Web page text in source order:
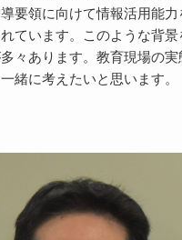
要領に向けて情報活用能
れています。このような背
々あります。教育現場の
緒に考えたいと思います。